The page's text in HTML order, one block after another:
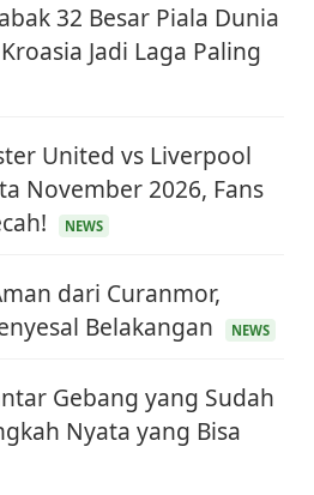
32 Besar Piala Dunia
Jadi Laga Paling
United vs Liverpool
November 2026, Fans
NEWS
dari Curanmor,
Belakangan
NEWS
Gebang yang Sudah
Nyata yang Bisa